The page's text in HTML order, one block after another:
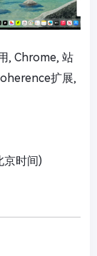
, Chrome, 站
扩展,
京时间)